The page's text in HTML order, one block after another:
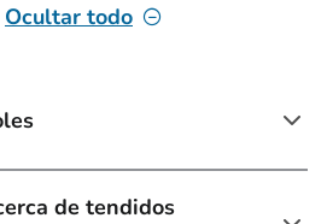
Ocultar todo
de tendidos